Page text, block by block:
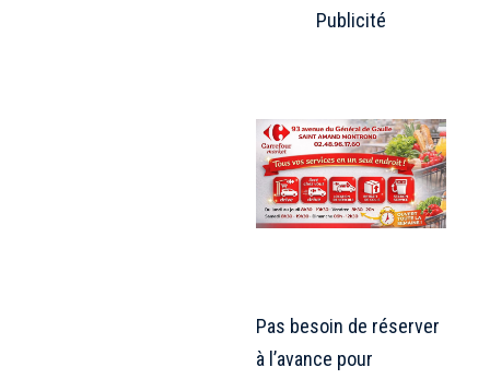
Publicité
Pas besoin de réserver
à l’avance pour